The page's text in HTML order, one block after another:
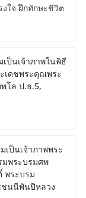
ใจ ฝึกทักษะชีวิต
ป็นเจ้าภาพในพิธี
เดชพระคุณพระ
โล ป.ธ.5,
ป็นเจ้าภาพพระ
มพระบรมศพ
พระบรม
นนีพันปีหลวง